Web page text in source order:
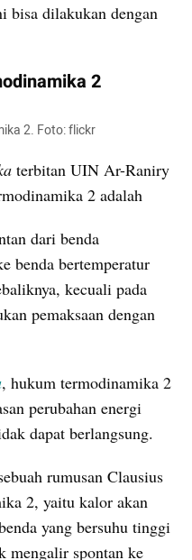
bisa dilakukan dengan
2
2. Foto: flickr
terbitan UIN Ar-Raniry
2 adalah
dari benda
benda bertemperatur
kecuali pada
pemaksaan dengan
, hukum termodinamika 2
perubahan energi
dapat berlangsung.
rumusan Clausius
2, yaitu kalor akan
yang bersuhu tinggi
mengalir spontan ke